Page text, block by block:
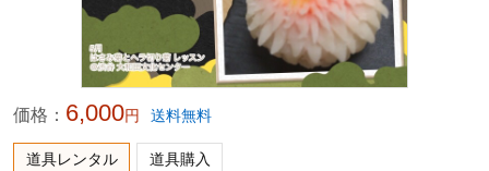
価格： 6,000円 送料無料
道具レンタル 道具購入